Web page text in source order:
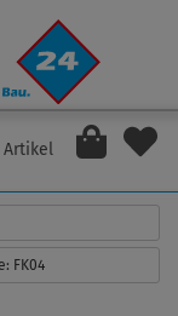
Artikel
FK04